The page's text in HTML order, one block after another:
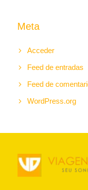
Meta
Acceder
Feed de entradas
Feed de
WordPress.org